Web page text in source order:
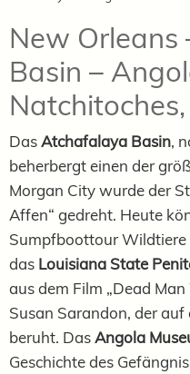
New
Basin –
DasAtchafalaya Basin,
beherbergt einen der
Morgan City wurde der
Affen“ gedreht. Heute
Sumpfboottour Wildtiere
das Louisiana State
aus dem Film „Dead
Susan Sarandon, der
beruht. DasAngola
Geschichte des